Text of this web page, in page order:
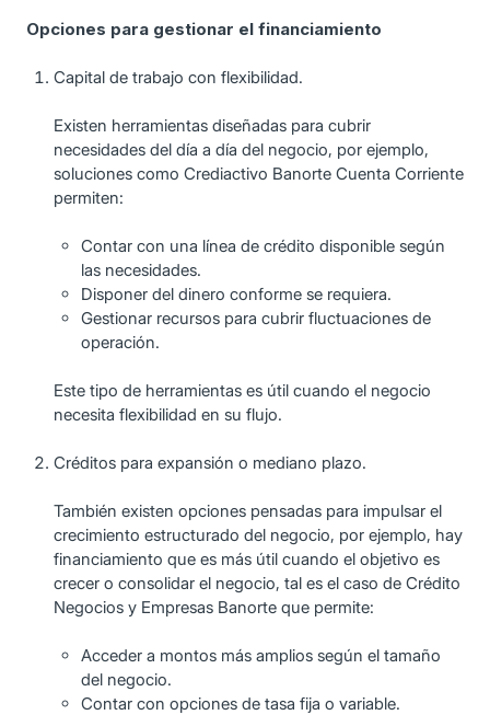
Opciones para gestionar el financiamiento
Capital de trabajo con flexibilidad.
Existen herramientas diseñadas para cubrir
necesidades del día a día del negocio, por ejemplo,
soluciones como Crediactivo Banorte Cuenta Corriente
permiten:
Contar con una línea de crédito disponible según
las necesidades.
Disponer del dinero conforme se requiera.
Gestionar recursos para cubrir fluctuaciones de
operación.
Este tipo de herramientas es útil cuando el negocio
necesita flexibilidad en su flujo.
Créditos para expansión o mediano plazo.
También existen opciones pensadas para impulsar el
crecimiento estructurado del negocio, por ejemplo, hay
financiamiento que es más útil cuando el objetivo es
crecer o consolidar el negocio, tal es el caso de Crédito
Negocios y Empresas Banorte que permite:
Acceder a montos más amplios según el tamaño
del negocio.
Contar con opciones de tasa fija o variable.